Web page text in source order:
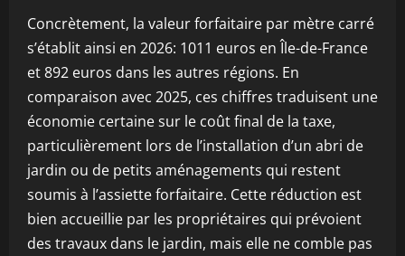
Concrètement, la valeur forfaitaire par mètre carré
s’établit ainsi en 2026: 1011 euros en Île-de-France
et 892 euros dans les autres régions. En
comparaison avec 2025, ces chiffres traduisent une
économie certaine sur le coût final de la taxe,
particulièrement lors de l’installation d’un abri de
jardin ou de petits aménagements qui restent
soumis à l’assiette forfaitaire. Cette réduction est
bien accueillie par les propriétaires qui prévoient
des travaux dans le jardin, mais elle ne comble pas